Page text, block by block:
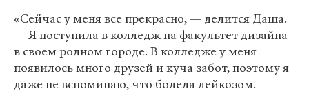
«Сейчас у меня все прекрасно, — делится Даша.
— Я поступила в колледж на факультет дизайна
в своем родном городе. В колледже у меня
появилось много друзей и куча забот, поэтому я
даже не вспоминаю, что болела лейкозом.